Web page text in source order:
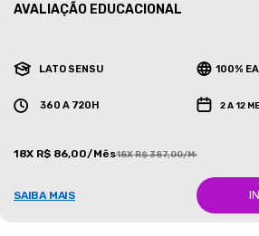
AVALIAÇÃO EDUCACIONAL
LATO SENSU 100%
360 A 720H 2 A 12
18X R$ 86,00/Mês18X R$ 387,00/Mês
SAIBA MAIS